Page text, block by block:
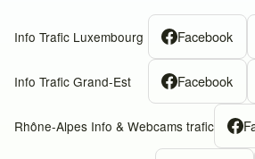
Info Trafic Luxembourg Facebook
Info Trafic Grand-Est Facebook
Rhône-Alpes Info & Webcams trafic